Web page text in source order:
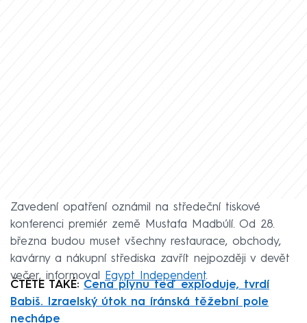
Zavedení opatření oznámil na středeční tiskové
konferenci premiér země Mustafa Madbúlí. Od 28.
března budou muset všechny restaurace, obchody,
kavárny a nákupní střediska zavřít nejpozději v devět
večer, informoval Egypt Independent.
ČTĚTE TAKÉ: Cena plynu teď exploduje, tvrdí
Babiš. Izraelský útok na íránská těžební pole
nechápe